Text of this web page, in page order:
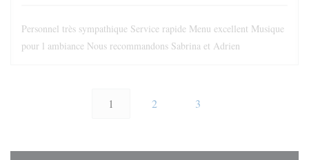
Personnel très sympathique Service rapide Menu excellent Musique
pour l ambiance Nous recommandons Sabrina et Adrien
1 2 3